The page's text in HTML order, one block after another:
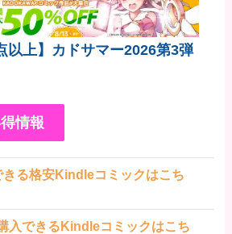
以上】カドサマー2026第3弾
情報
きる格安Kindleコミックはこち
入できるKindleコミックはこち